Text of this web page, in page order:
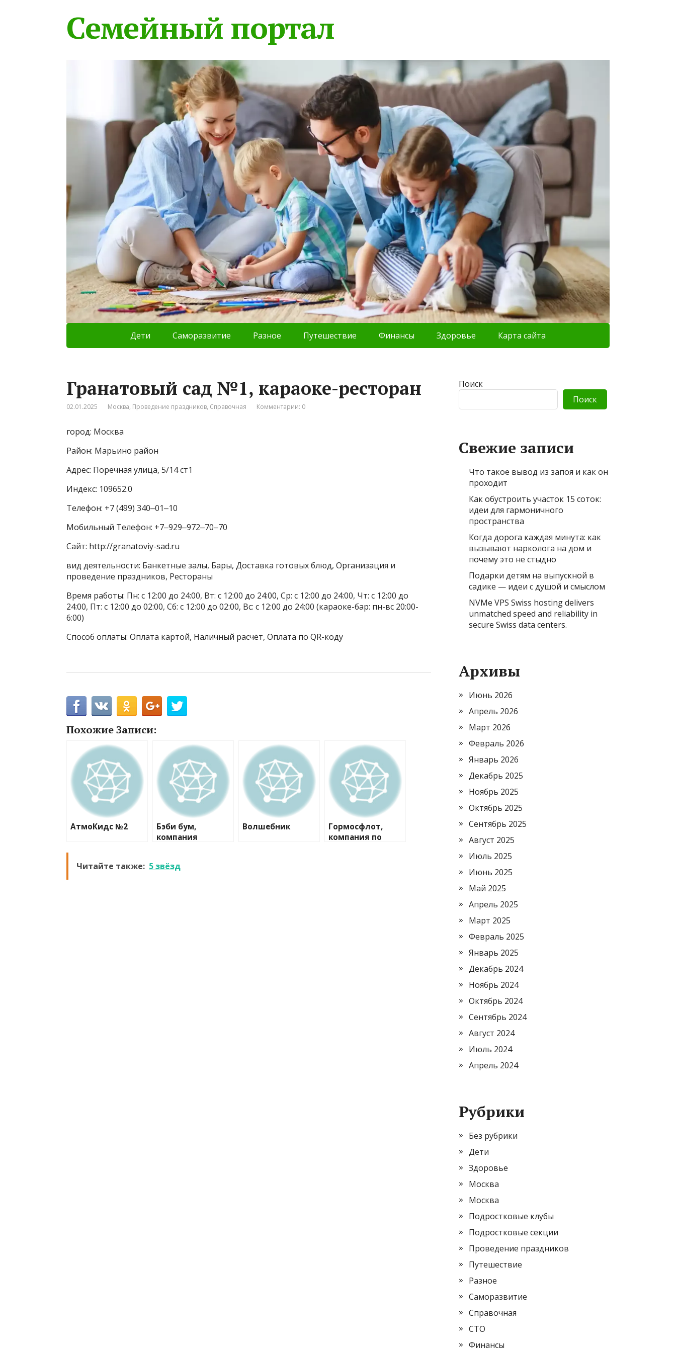
Семейный портал
Дети Саморазвитие Разное Путешествие Финансы Здоровье Карта сайта
Гранатовый сад №1, караоке-ресторан
02.01.2025 Москва, Проведение праздников, Справочная Комментарии: 0
город: Москва
Район: Марьино район
Адрес: Поречная улица, 5/14 ст1
Индекс: 109652.0
Телефон: +7 (499) 340‒01‒10
Мобильный Телефон: +7‒929‒972‒70‒70
Сайт: http://granatoviy-sad.ru
вид деятельности: Банкетные залы, Бары, Доставка готовых блюд, Организация и
проведение праздников, Рестораны
Время работы: Пн: с 12:00 до 24:00, Вт: с 12:00 до 24:00, Ср: с 12:00 до 24:00, Чт: с 12:00 до
24:00, Пт: с 12:00 до 02:00, Сб: с 12:00 до 02:00, Вс: с 12:00 до 24:00 (караоке-бар: пн-вс 20:00-
6:00)
Способ оплаты: Оплата картой, Наличный расчёт, Оплата по QR-коду
Похожие Записи:
АтмоКидс №2
Бэби бум,
компания
Волшебник
Гормосфлот,
компания по
Читайте также: 5 звёзд
Поиск
Поиск
Свежие записи
Что такое вывод из запоя и как он
проходит
Как обустроить участок 15 соток:
идеи для гармоничного
пространства
Когда дорога каждая минута: как
вызывают нарколога на дом и
почему это не стыдно
Подарки детям на выпускной в
садике — идеи с душой и смыслом
NVMe VPS Swiss hosting delivers
unmatched speed and reliability in
secure Swiss data centers.
Архивы
Июнь 2026
Апрель 2026
Март 2026
Февраль 2026
Январь 2026
Декабрь 2025
Ноябрь 2025
Октябрь 2025
Сентябрь 2025
Август 2025
Июль 2025
Июнь 2025
Май 2025
Апрель 2025
Март 2025
Февраль 2025
Январь 2025
Декабрь 2024
Ноябрь 2024
Октябрь 2024
Сентябрь 2024
Август 2024
Июль 2024
Апрель 2024
Рубрики
Без рубрики
Дети
Здоровье
Москва
Москва
Подростковые клубы
Подростковые секции
Проведение праздников
Путешествие
Разное
Саморазвитие
Справочная
СТО
Финансы